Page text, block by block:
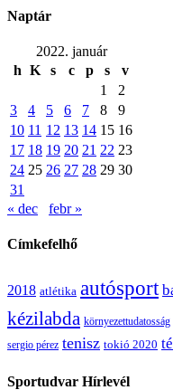
Naptár
2022. január
h K s c p s
v
1
2
3
4 5 6 7 8
9
10 11 12 13 14 15 16
17 18 19 20 21 22 23
24 25 26 27 28 29 30
31
« dec
febr »
Címkefelhő
2018 atlétika autósport
kézilabda környezettudatosság
sergio pérez tenisz tokió 2020
Sportudvar Hírlevél